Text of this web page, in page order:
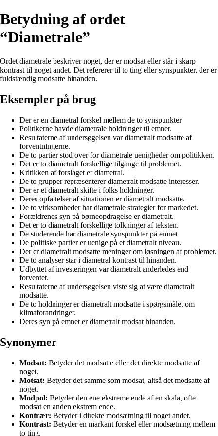
Betydning af ordet
“Diametrale”
Ordet diametrale beskriver noget, der er modsat eller står i skarp
kontrast til noget andet. Det refererer til to ting eller synspunkter, der er
fuldstændig modsatte hinanden.
Eksempler på brug
Der er en diametral forskel mellem de to synspunkter.
Politikerne havde diametrale holdninger til emnet.
Resultaterne af undersøgelsen var diametralt modsatte af
forventningerne.
De to partier stod over for diametrale uenigheder om politikken.
Det er to diametralt forskellige tilgange til problemet.
Kritikken af forslaget er diametral.
De to grupper repræsenterer diametralt modsatte interesser.
Der er et diametralt skifte i folks holdninger.
Deres opfattelser af situationen er diametralt modsatte.
De to virksomheder har diametrale strategier for markedet.
Forældrenes syn på børneopdragelse er diametralt.
Det er to diametralt forskellige tolkninger af teksten.
De studerende har diametrale synspunkter på emnet.
De politiske partier er uenige på et diametralt niveau.
Der er diametralt modsatte meninger om løsningen af problemet.
De to analyser står i diametral kontrast til hinanden.
Udbyttet af investeringen var diametralt anderledes end
forventet.
Resultaterne af undersøgelsen viste sig at være diametralt
modsatte.
De to holdninger er diametralt modsatte i spørgsmålet om
klimaforandringer.
Deres syn på emnet er diametralt modsat hinanden.
Synonymer
Modsat: Betyder det modsatte eller det direkte modsatte af
noget.
Motsat: Betyder det samme som modsat, altså det modsatte af
noget.
Modpol: Betyder den ene ekstreme ende af en skala, ofte
modsat en anden ekstrem ende.
Kontrær: Betyder i direkte modsætning til noget andet.
Kontrast: Betyder en markant forskel eller modsætning mellem
to ting.